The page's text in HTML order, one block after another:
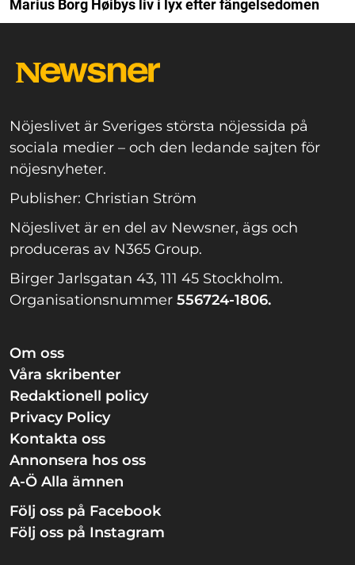
Marius Borg Høibys liv i lyx efter fängelsedomen
Nöjeslivet är Sveriges största nöjessida på
sociala medier – och den ledande sajten för
nöjesnyheter.
Publisher: Christian Ström
Nöjeslivet är en del av Newsner, ägs och
produceras av N365 Group.
Birger Jarlsgatan 43, 111 45 Stockholm.
Organisationsnummer 556724-1806.
Om oss
Våra skribenter
Redaktionell policy
Privacy Policy
Kontakta oss
Annonsera hos oss
A-Ö Alla ämnen
Följ oss på Facebook
Följ oss på Instagram